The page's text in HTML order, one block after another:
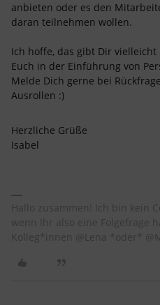
anbieten oder es den
daran teilnehmen wollen.
Ich hoffe, das gibt Dir
Euch in der Einführung von
Melde Dich gerne bei
Ausrollen :)
Herzliche Grüße
Isabel
Hallo zusammen! Ich bin kein
wenn Ihr also eine Folgefrage
Kolleg*innen @Lena *oder*